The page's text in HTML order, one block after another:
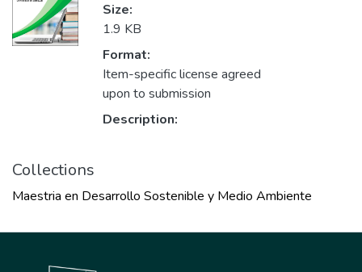
Size:
1.9 KB
Format:
Item-specific license agreed
upon to submission
Description:
Collections
Maestria en Desarrollo Sostenible y Medio Ambiente